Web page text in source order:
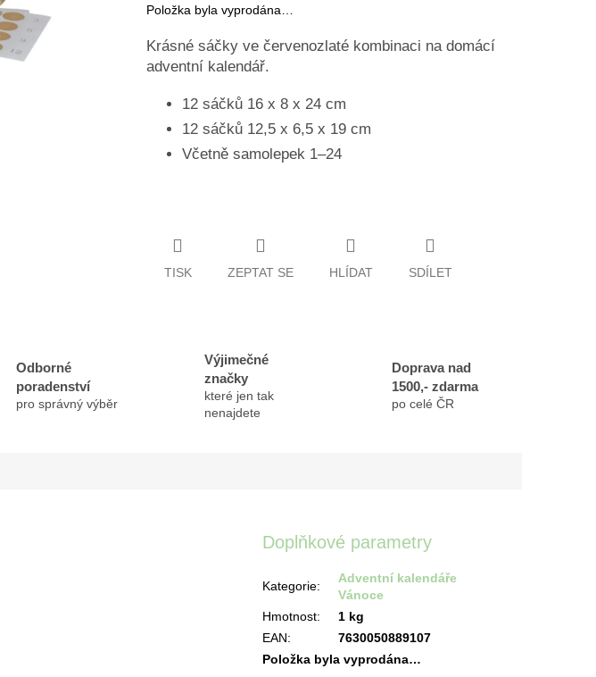
Položka byla vyprodána…
Krásné sáčky ve červenozlaté kombinaci na domácí
adventní kalendář.
12 sáčků 16 x 8 x 24 cm
12 sáčků 12,5 x 6,5 x 19 cm
Včetně samolepek 1–24
TISK ZEPTAT SE HLÍDAT SDÍLET
Odborné
poradenství
pro správný výběr
Výjimečné
značky
které jen tak
nenajdete
Doprava nad
1500,- zdarma
po celé ČR
Doplňkové parametry
Kategorie:
Adventní kalendáře
Vánoce
Hmotnost:
1 kg
EAN:
7630050889107
Položka byla vyprodána…